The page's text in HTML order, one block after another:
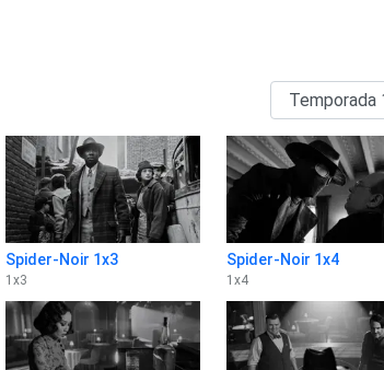
Spider-Noir 1x3
1 x3
Spider-Noir 1x4
1 x4